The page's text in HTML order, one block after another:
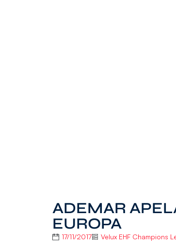
ADEMAR
EUROPA
17/11/2017 Velux EHF Champions